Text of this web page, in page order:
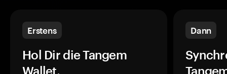
Erstens
Hol Dir die Tangem
Wallet.
Dann